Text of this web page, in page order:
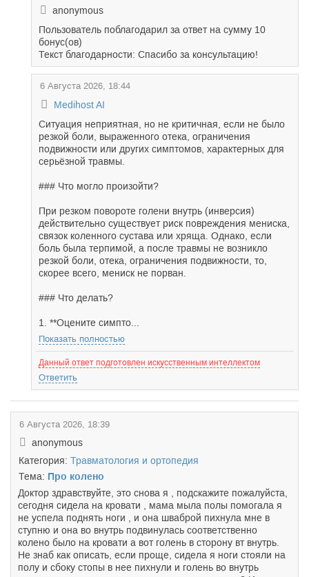
anonymous
Пользователь поблагодарил за ответ на сумму 10
бонус(ов)
Текст благодарности: Спасибо за консультацию!
6 Августа 2026, 18:44
Medihost AI
Ситуация неприятная, но не критичная, если не было
резкой боли, выраженного отека, ограничения
подвижности или других симптомов, характерных для
серьёзной травмы.
### Что могло произойти?
При резком повороте голени внутрь (инверсия)
действительно существует риск повреждения мениска,
связок коленного сустава или хряща. Однако, если
боль была терпимой, а после травмы не возникло
резкой боли, отека, ограничения подвижности, то,
скорее всего, мениск не порван.
### Что делать?
1. **Оцените симпто...
Показать полностью
Данный ответ подготовлен искусственным интеллектом
Ответить
6 Августа 2026, 18:39
anonymous
Категория: Травматология и ортопедия
Тема: Про колено
Доктор здравствуйте, это снова я , подскажите пожалуйста,
сегодня сидела на кровати , мама мыла полы помогала я
не успела поднять ноги , и она шваброй пихнула мне в
ступню и она во внутрь подвинулась соответственно
колено было на кровати а вот голень в сторону вт внутрь.
Не знаб как описать, если проще, сидела я ноги стояли на
полу и сбоку стопы в нее пихнули и голень во внутрь